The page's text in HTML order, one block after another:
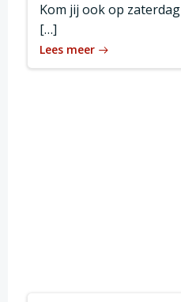
Kom jij ook op
[…]
Lees meer